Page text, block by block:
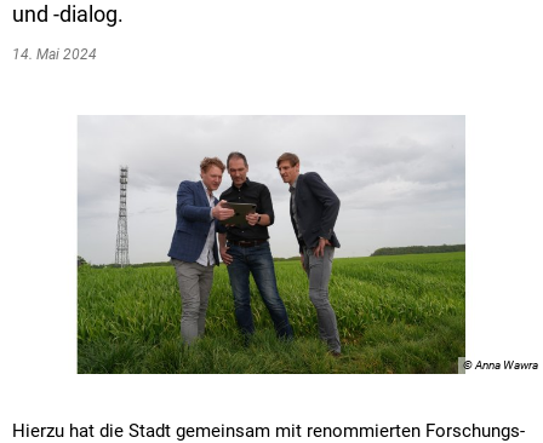
und -dialog.
14. Mai 2024
© Anna Wawra
Hierzu hat die Stadt gemeinsam mit renommierten Forschungs-